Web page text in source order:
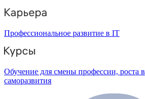
Профессиональное развитие в IT
Обучение для смены профессии, роста в
саморазвития